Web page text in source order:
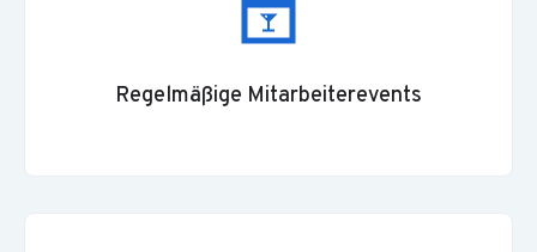
Regelmäßige Mitarbeiterevents